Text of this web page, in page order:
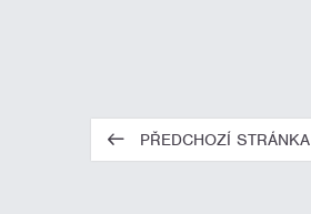
PŘEDCHOZÍ STRÁNKA